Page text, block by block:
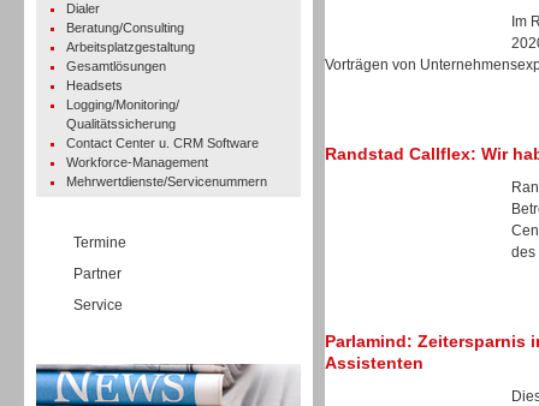
Dialer
Beratung/Consulting
Arbeitsplatzgestaltung
Gesamtlösungen
Headsets
Logging/Monitoring/
Qualitätssicherung
Contact Center u. CRM Software
Workforce-Management
Mehrwertdienste/Servicenummern
Termine
Partner
Service
Im
Vorträgen von
Randstad Callflex: Wir
des
Parlamind: Zeitersparnis
Assistenten